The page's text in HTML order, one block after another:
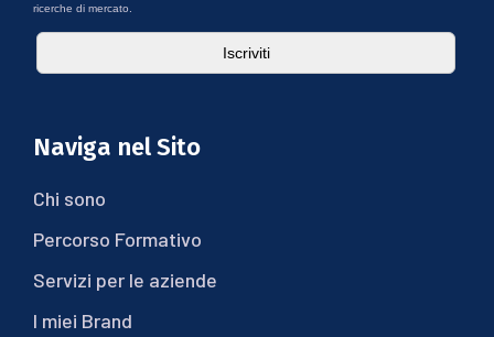
ricerche di mercato.
Naviga nel Sito
Chi sono
Percorso Formativo
Servizi per le aziende
I miei Brand